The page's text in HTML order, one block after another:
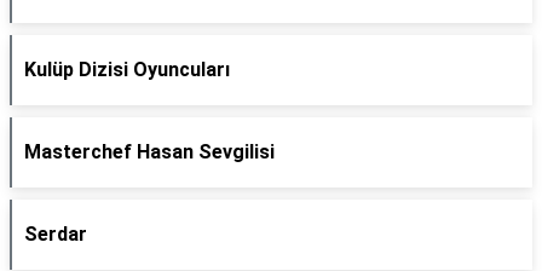
Kulüp Dizisi Oyuncuları
Masterchef Hasan Sevgilisi
Serdar